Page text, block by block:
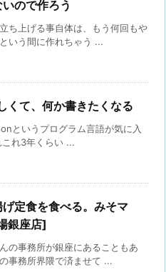
ので作ろう
ち上げる事自体は、もう何回もや
いう間に作れちゃう ...
くて、何か書きたくなる
というプログラム言語が気に入
れ3年くらい ...
定食を食べる。みそマ
銀座店]
の事務所が銀座にあることもあ
事務所界隈で済ませて ...